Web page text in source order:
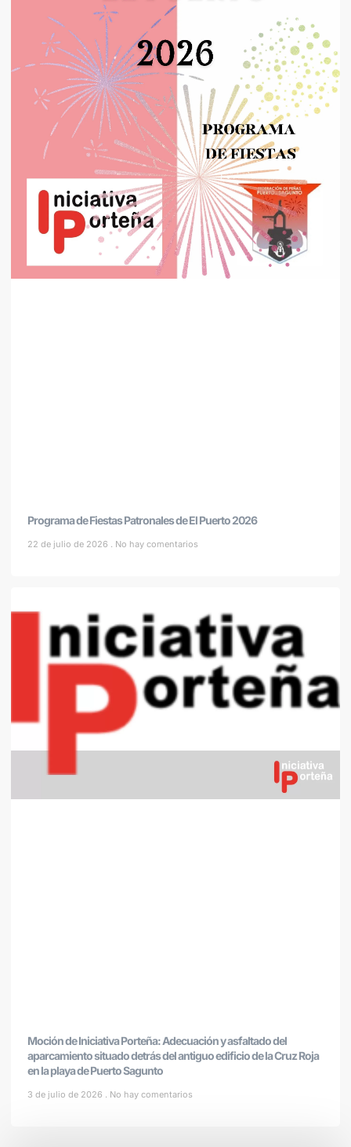
Programa de Fiestas Patronales de El Puerto 2026
22 de julio de 2026 No hay comentarios
Moción de Iniciativa Porteña: Adecuación y asfaltado del
aparcamiento situado detrás del antiguo edificio de la Cruz Roja
en la playa de Puerto Sagunto
3 de julio de 2026 No hay comentarios